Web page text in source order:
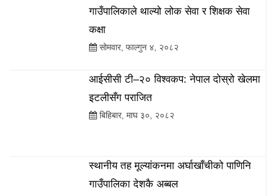
गाउँपालिकाले थाल्यो लोक सेवा र शिक्षक सेवा
कक्षा
सोमवार, फाल्गुन ४, २०८२
आईसीसी टी–२० विश्वकप: नेपाल दोस्रो खेलमा
इटलीसँग पराजित
बिहिबार, माघ ३०, २०८२
स्थानीय तह मूल्यांकनमा अर्घाखाँचीको पाणिनि
गाउँपालिका देशकै अब्बल